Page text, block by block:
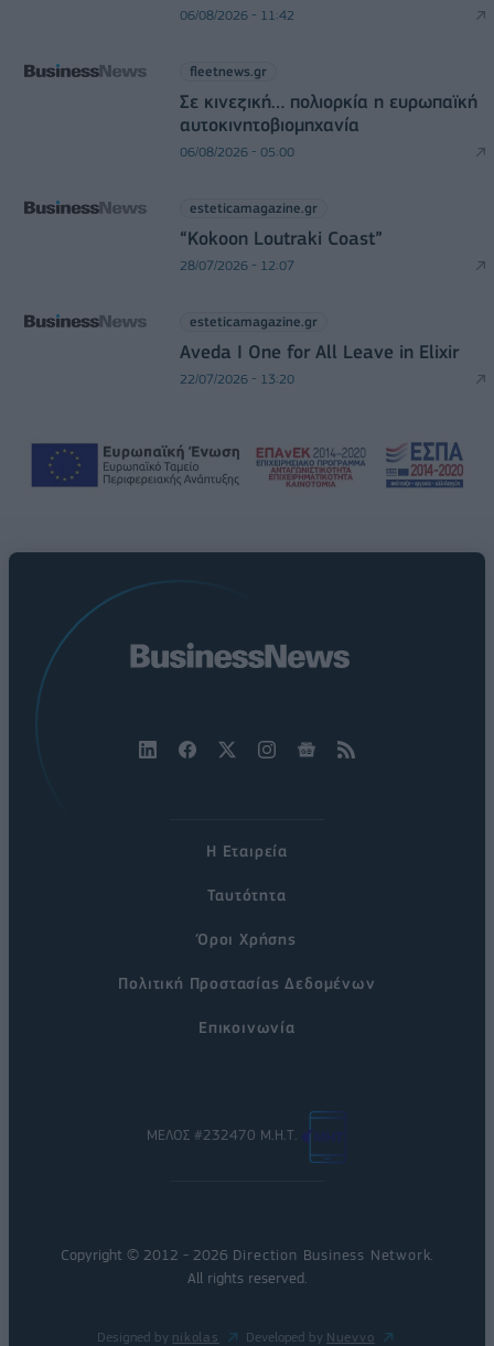
06/08/2026 - 11:42
fleetnews.gr
Σε κινεζική… πολιορκία η ευρωπαϊκή
αυτοκινητοβιομηχανία
06/08/2026 - 05:00
esteticamagazine.gr
“Kokoon Loutraki Coast”
28/07/2026 - 12:07
esteticamagazine.gr
Aveda I One for All Leave in Elixir
22/07/2026 - 13:20
Η Εταιρεία
Ταυτότητα
Όροι Χρήσης
Πολιτική Προστασίας Δεδομένων
Επικοινωνία
ΜΕΛΟΣ #232470 Μ.Η.Τ.
Copyright © 2012 - 2026 Direction Business Network
All rights reserved.
Designed by nikolas Developed by Nuevvo